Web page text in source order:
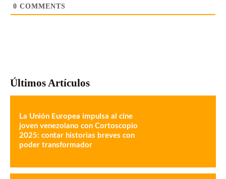
0 COMMENTS
Últimos Artículos
La Unión Europea impulsa al cine
joven venezolano con Cortoscopio
2025: contar historias breves con
poder transformador